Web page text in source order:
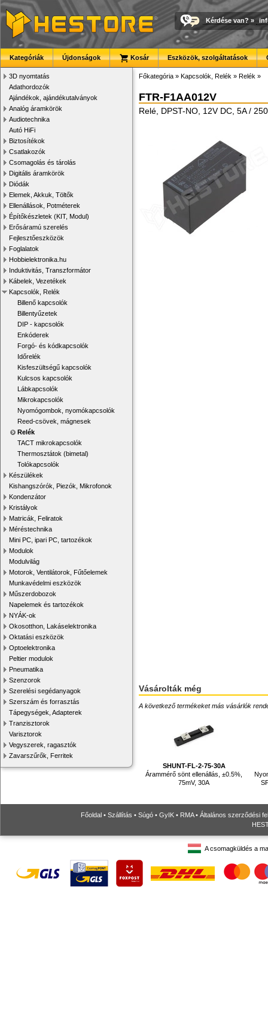
Kérdése van? »
Kategóriák Újdonságok Kosár Eszközök, szolgáltatások
3D nyomtatás
Adathordozók
Ajándékok, ajándékutalványok
Analóg áramkörök
Audiotechnika
Autó HiFi
Biztosítékok
Csatlakozók
Csomagolás és tárolás
Digitális áramkörök
Diódák
Elemek, Akkuk, Töltők
Ellenállások, Potméterek
Építőkészletek (KIT, Modul)
Erősáramú szerelés
Fejlesztőeszközök
Foglalatok
Hobbielektronika.hu
Induktivitás, Transzformátor
Kábelek, Vezetékek
Kapcsolók, Relék
Billenő kapcsolók
Billentyűzetek
DIP - kapcsolók
Enkóderek
Forgó- és kódkapcsolók
Időrelék
Kisfeszültségű kapcsolók
Kulcsos kapcsolók
Lábkapcsolók
Mikrokapcsolók
Nyomógombok, nyomókapcsolók
Reed-csövek, mágnesek
Relék
TACT mikrokapcsolók
Thermosztátok (bimetal)
Tolókapcsolók
Készülékek
Kishangszórók, Piezók, Mikrofonok
Kondenzátor
Kristályok
Matricák, Feliratok
Méréstechnika
Mini PC, ipari PC, tartozékok
Modulok
Modulvilág
Motorok, Ventilátorok, Fűtőelemek
Munkavédelmi eszközök
Műszerdobozok
Napelemek és tartozékok
NYÁK-ok
Okosotthon, Lakáselektronika
Oktatási eszközök
Optoelektronika
Peltier modulok
Pneumatika
Szenzorok
Szerelési segédanyagok
Szerszám és forrasztás
Tápegységek, Adapterek
Tranzisztorok
Varisztorok
Vegyszerek, ragasztók
Zavarszűrők, Ferritek
Főkategória » Kapcsolók, Relék » Relék »
FTR-F1AA012V
Relé, DPST-NO, 12V DC, 5A /
Vásárolták még
A következő termékeket más vásárlók
SHUNT-FL-2-75-30A
Árammérő sönt ellenállás, ±0.5%,
75mV, 30A
Főoldal • Szállítás • Súgó • GyIK • RMA• Általános szerződési
A csomagküldés a